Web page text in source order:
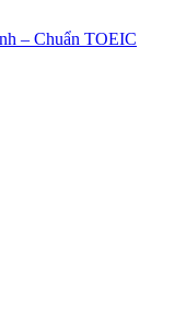
– Chuẩn TOEIC